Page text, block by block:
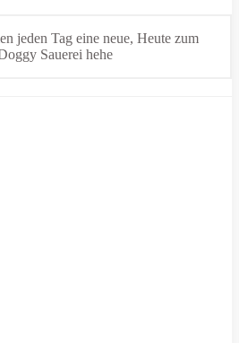
jeden Tag eine neue, Heute zum
Sauerei hehe